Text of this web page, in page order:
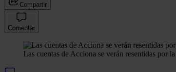
Compartir
Comentar
Las cuentas de Acciona se verán resentidas por